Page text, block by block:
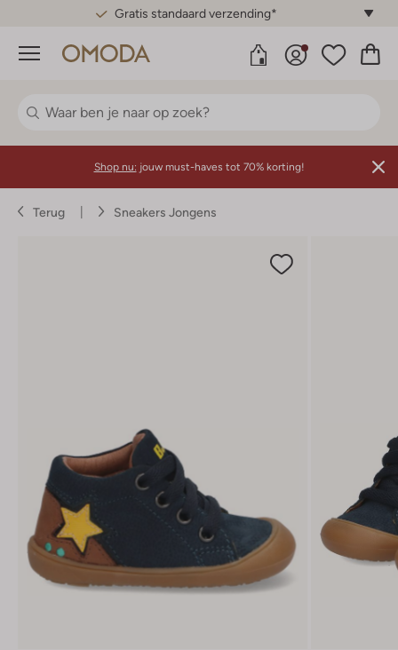
Gratis standaard verzending*
Menu
Shop nu: jouw must-haves tot 70% korting!
Terug Sneakers Jongens